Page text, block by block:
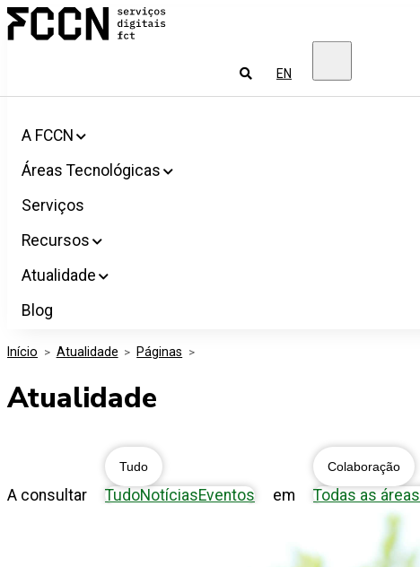
Salta
para
Pesquisar
EN
A FCCN
Áreas Tecnológicas
Serviços
Recursos
Atualidade
Blog
Início > Atualidade > Páginas >
Atualidade
A consultar
Tudo
TudoNotíciasEventos em
Colaboração
Todas as áreas